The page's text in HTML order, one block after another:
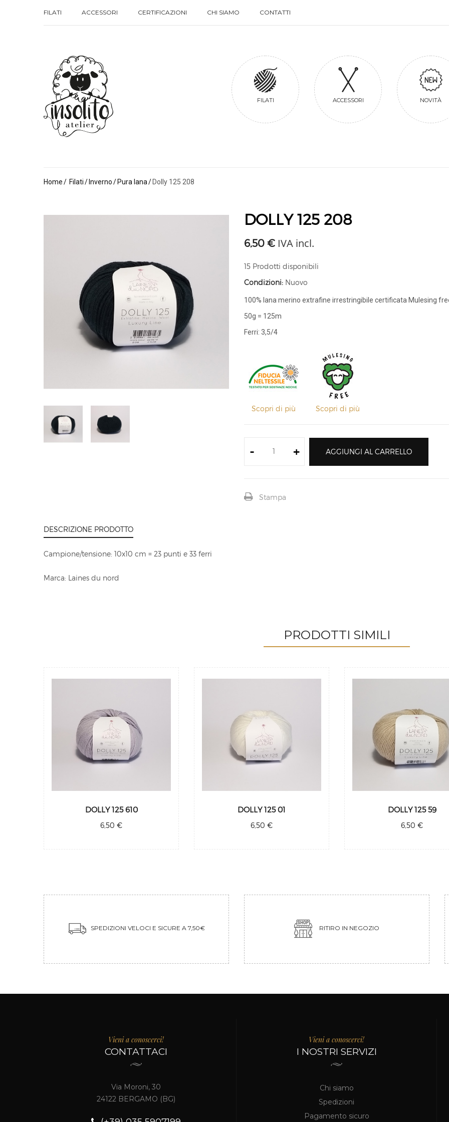
FILATI ACCESSORI CERTIFICAZIONI CHI SIAMO CONTATTI
FILATI ACCESSORI NOVITÀ
Home Filati Inverno Pura lana Dolly 125 208
DOLLY 125 208
6,50 € IVA incl.
15 Prodotti disponibili
Condizioni: Nuovo
100% lana merino extrafine irrestringibile certificata Mulesing
50g = 125m
Ferri: 3,5/4
Scopri di più Scopri di più
- + AGGIUNGI AL CARRELLO
Stampa
DESCRIZIONE PRODOTTO
Campione/tensione: 10x10 cm = 23 punti e 33 ferri
Marca: Laines du nord
PRODOTTI SIMILI
DOLLY 125 610
6,50 €
DOLLY 125 01
6,50 €
DOLLY 125 59
6,50 €
SPEDIZIONI VELOCI E SICURE A 7,50€ RITIRO IN NEGOZIO
Vieni a conoscerci!
CONTATTACI
Via Moroni, 30
24122 BERGAMO (BG)
Vieni a conoscerci!
I NOSTRI SERVIZI
Chi siamo
Spedizioni
Pagamento sicuro